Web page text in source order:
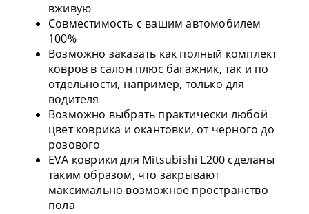
вживую
Совместимость с вашим автомобилем
100%
Возможно заказать как полный комплект
ковров в салон плюс багажник, так и по
отдельности, например, только для
водителя
Возможно выбрать практически любой
цвет коврика и окантовки, от черного до
розового
EVA коврики для Mitsubishi L200 сделаны
таким образом, что закрывают
максимально возможное пространство
пола